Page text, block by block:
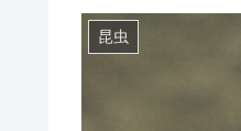
昆虫